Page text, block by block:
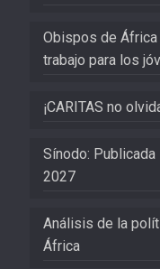
Obispos de
trabajo para los
¡CARITAS no
Sínodo: Publicada
2027
Análisis de la
África